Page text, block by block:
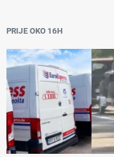
PRIJE OKO 16H